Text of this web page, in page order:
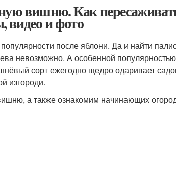
вишню. Как
видео и фото
после яблони. Да и найти
невозможно. А особенной
сорт ежегодно щедро одаривает
изгороди.
а также ознакомим начинающих